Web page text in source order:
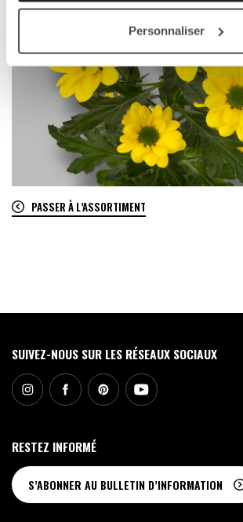
Personnaliser
PASSER À L’ASSORTIMENT
SUIVEZ-NOUS SUR LES RÉSEAUX SOCIAUX
RESTEZ INFORMÉ
S’ABONNER AU BULLETIN D’INFORMATION